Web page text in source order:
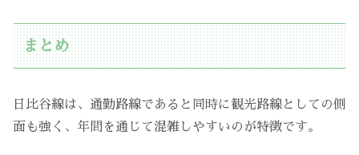
まとめ
日比谷線は、通勤路線であると同時に観光路線としての側
面も強く、年間を通じて混雑しやすいのが特徴です。